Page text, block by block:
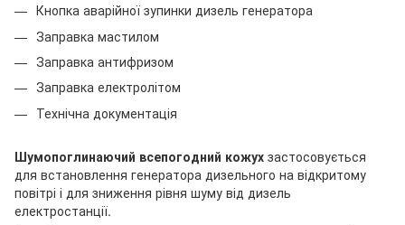
Кнопка аварійної зупинки дизель генератора
Заправка мастилом
Заправка антифризом
Заправка електролітом
Технічна документація
Шумопоглинаючий всепогодний кожух застосовується
для встановлення генератора дизельного на відкритому
повітрі і для зниження рівня шуму від дизель
електростанції.